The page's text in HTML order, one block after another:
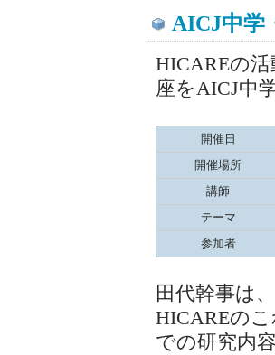
AICJ中学
HICAREの
座をAICJ中
開催日
開催場所
講師
テーマ
参加者
田代幹事は
HICAREの
での研究内